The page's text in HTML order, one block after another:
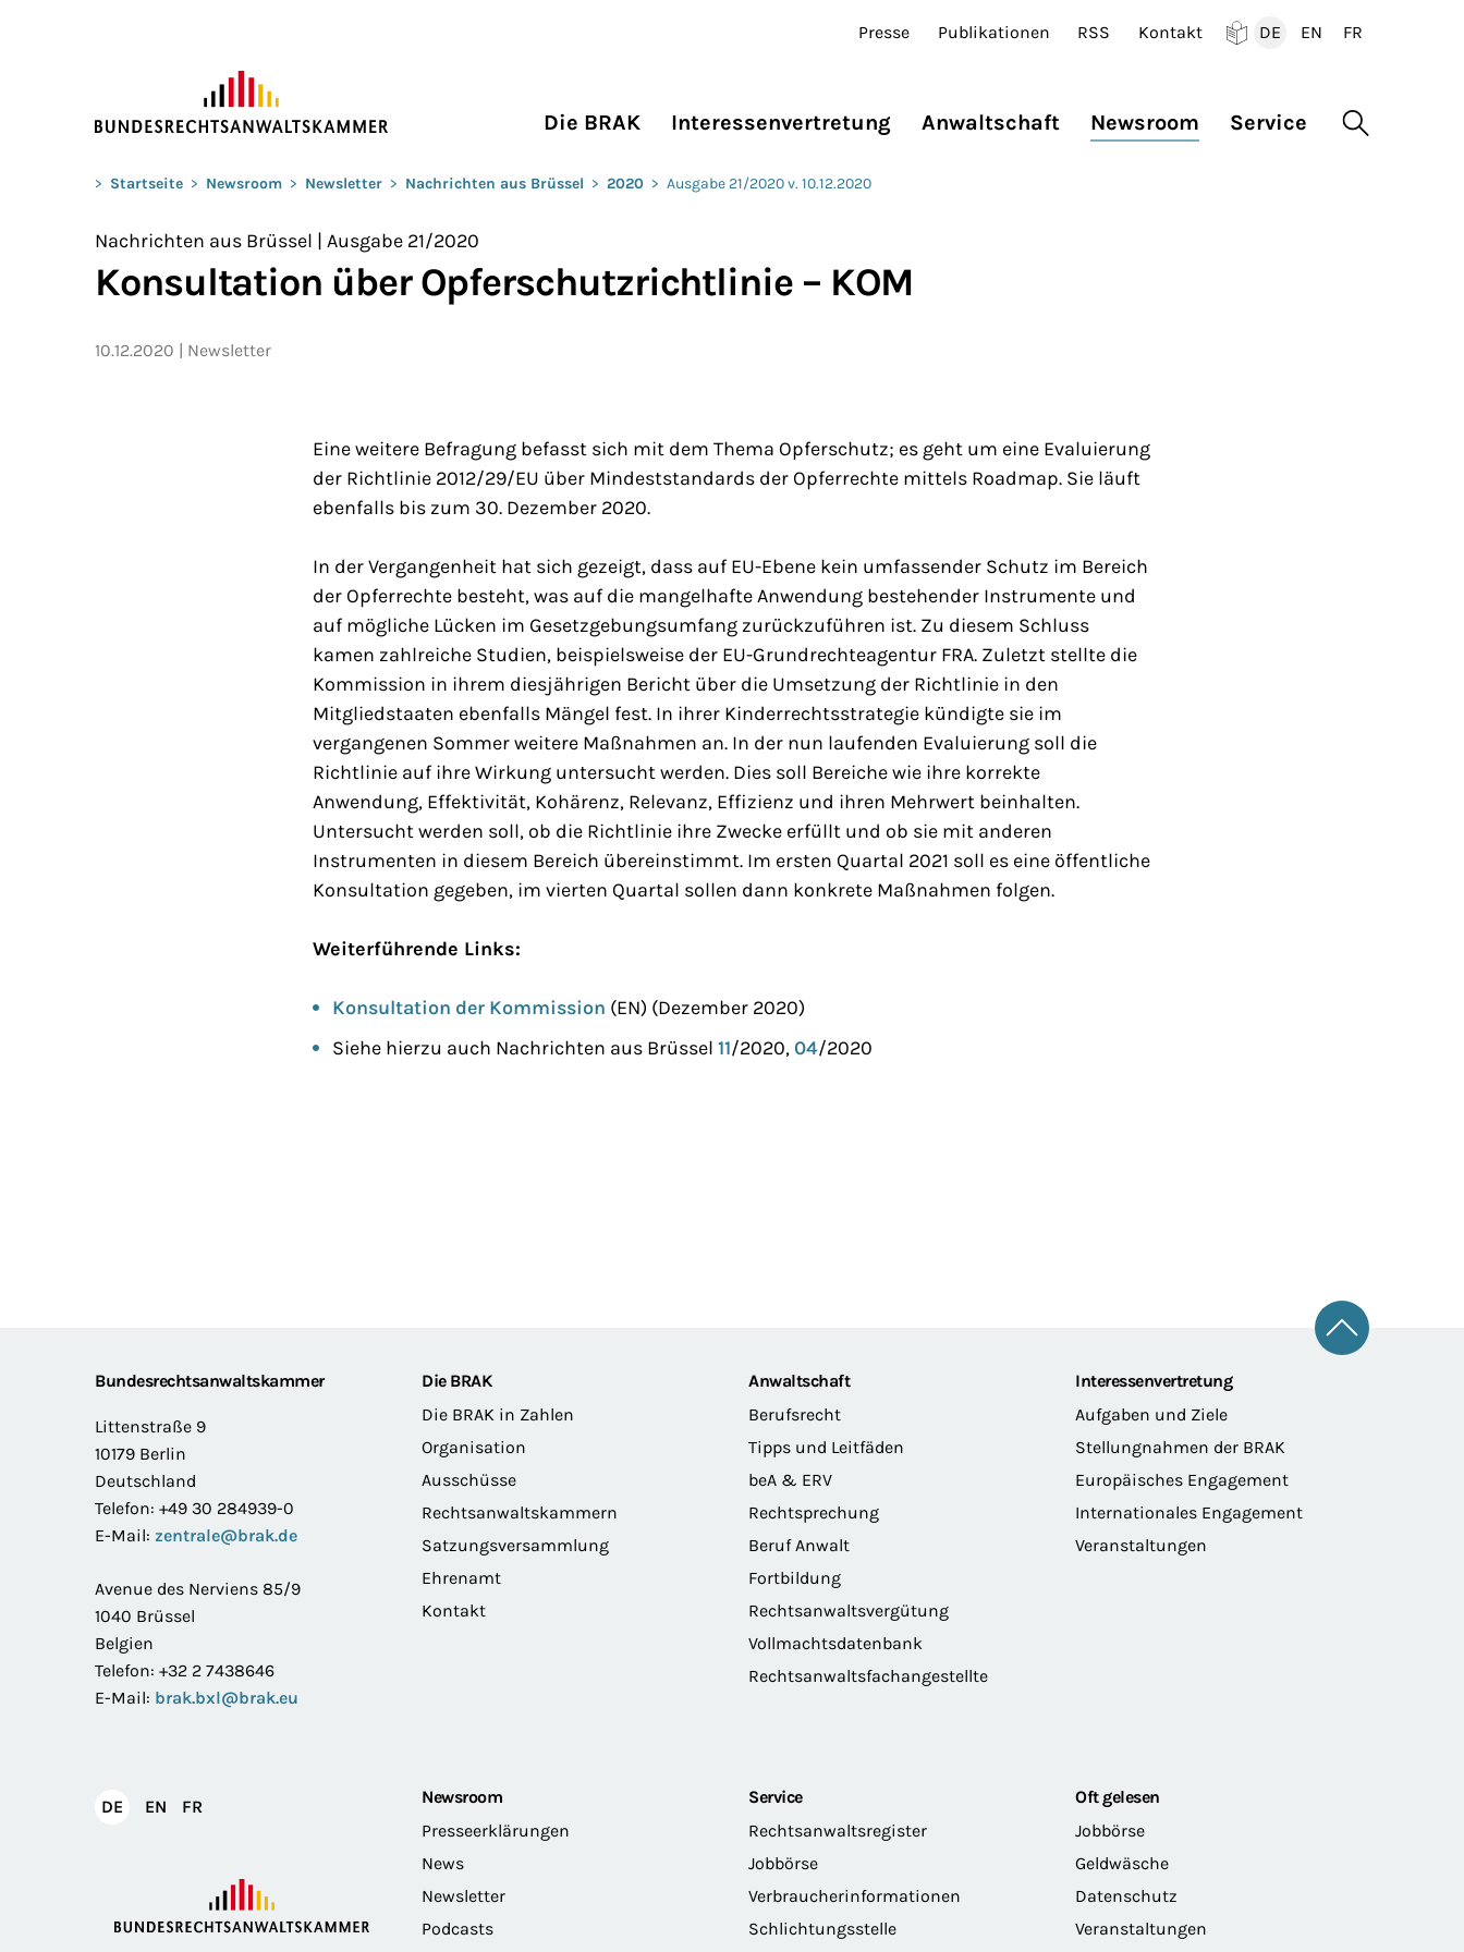
Presse Publikationen RSS Kontakt
DE
EN
FR
Die BRAK Interessenvertretung Anwaltschaft Newsroom Service Suche
Sie befinden sich hier:
> Startseite > Newsroom > Newsletter > Nachrichten aus Brüssel > 2020 > Ausgabe 21/2020 v. 10.12.2020
Nachrichten aus Brüssel | Ausgabe 21/2020
Konsultation über Opferschutzrichtlinie – KOM
10.12.2020 Newsletter
Eine weitere Befragung befasst sich mit dem Thema Opferschutz; es geht um eine Evaluierung
der Richtlinie 2012/29/EU über Mindeststandards der Opferrechte mittels Roadmap. Sie läuft
ebenfalls bis zum 30. Dezember 2020.
In der Vergangenheit hat sich gezeigt, dass auf EU-Ebene kein umfassender Schutz im Bereich
der Opferrechte besteht, was auf die mangelhafte Anwendung bestehender Instrumente und
auf mögliche Lücken im Gesetzgebungsumfang zurückzuführen ist. Zu diesem Schluss
kamen zahlreiche Studien, beispielsweise der EU-Grundrechteagentur FRA. Zuletzt stellte die
Kommission in ihrem diesjährigen Bericht über die Umsetzung der Richtlinie in den
Mitgliedstaaten ebenfalls Mängel fest. In ihrer Kinderrechtsstrategie kündigte sie im
vergangenen Sommer weitere Maßnahmen an. In der nun laufenden Evaluierung soll die
Richtlinie auf ihre Wirkung untersucht werden. Dies soll Bereiche wie ihre korrekte
Anwendung, Effektivität, Kohärenz, Relevanz, Effizienz und ihren Mehrwert beinhalten.
Untersucht werden soll, ob die Richtlinie ihre Zwecke erfüllt und ob sie mit anderen
Instrumenten in diesem Bereich übereinstimmt. Im ersten Quartal 2021 soll es eine öffentliche
Konsultation gegeben, im vierten Quartal sollen dann konkrete Maßnahmen folgen.
Weiterführende Links:
Konsultation der Kommission (EN) (Dezember 2020)
Siehe hierzu auch Nachrichten aus Brüssel 11/2020,04/2020
Footer
Zum
Bundesrechtsanwaltskammer
Littenstraße 9
10179 Berlin
Deutschland
Telefon: +49 30 284939-0
E-Mail: zentrale@brak.de
Avenue des Nerviens 85/9
1040 Brüssel
Belgien
Telefon: +32 2 7438646
E-Mail: brak.bxl@brak.eu
Die BRAK
Die BRAK in Zahlen
Organisation
Ausschüsse
Rechtsanwaltskammern
Satzungsversammlung
Ehrenamt
Kontakt
Anwaltschaft
Berufsrecht
Tipps und Leitfäden
beA & ERV
Rechtsprechung
Beruf Anwalt
Fortbildung
Rechtsanwaltsvergütung
Vollmachtsdatenbank
Rechtsanwaltsfachangestellte
Interessenvertretung
Aufgaben und Ziele
Stellungnahmen der BRAK
Europäisches Engagement
Internationales Engagement
Veranstaltungen
DEDeutsch
EN English
FR
Newsroom
Presseerklärungen
News
Newsletter
Podcasts
Service
Rechtsanwaltsregister
Jobbörse
Verbraucherinformationen
Schlichtungsstelle
Oft gelesen
Jobbörse
Geldwäsche
Datenschutz
Veranstaltungen